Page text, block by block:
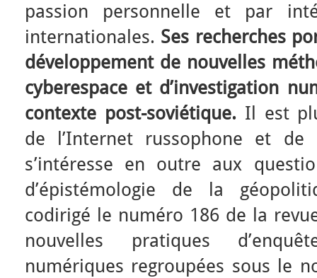
passion personnelle et par
internationales. Ses recherches
développement de nouvelles
cyberespace et d’investigation
contexte post-soviétique.Il est
de l’Internet russophone et
s’intéresse en outre aux
d’épistémologie de la
codirigé le numéro 186 de la
nouvelles pratiques
numériques regroupées sous le